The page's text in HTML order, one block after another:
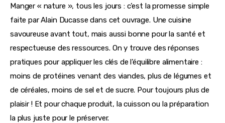
Manger « nature », tous les jours : c’est la promesse simple
faite par Alain Ducasse dans cet ouvrage. Une cuisine
savoureuse avant tout, mais aussi bonne pour la santé et
respectueuse des ressources. On y trouve des réponses
pratiques pour appliquer les clés de l’équilibre alimentaire :
moins de protéines venant des viandes, plus de légumes et
de céréales, moins de sel et de sucre. Pour toujours plus de
plaisir ! Et pour chaque produit, la cuisson ou la préparation
la plus juste pour le préserver.